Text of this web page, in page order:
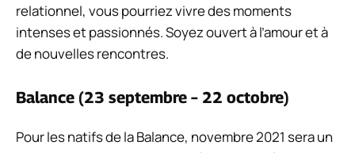
relationnel, vous pourriez vivre des moments
intenses et passionnés. Soyez ouvert à l’amour et à
de nouvelles rencontres.
Balance (23 septembre – 22 octobre)
Pour les natifs de la Balance, novembre 2021 sera un